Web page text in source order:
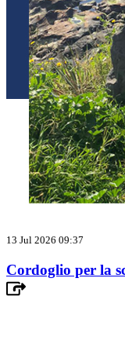
13 Jul 2026 09:37
Cordoglio per la